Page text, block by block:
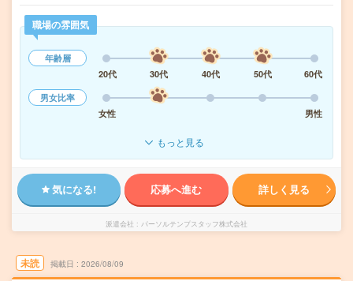
職場の雰囲気
年齢層
20代
30代 40代 50代
60代
男女比率
女性
男性
もっと見る
気になる! 応募へ進む 詳しく見る
派遣会社 パーソルテンプスタッフ株式会社
未読 掲載日 2026/08/09